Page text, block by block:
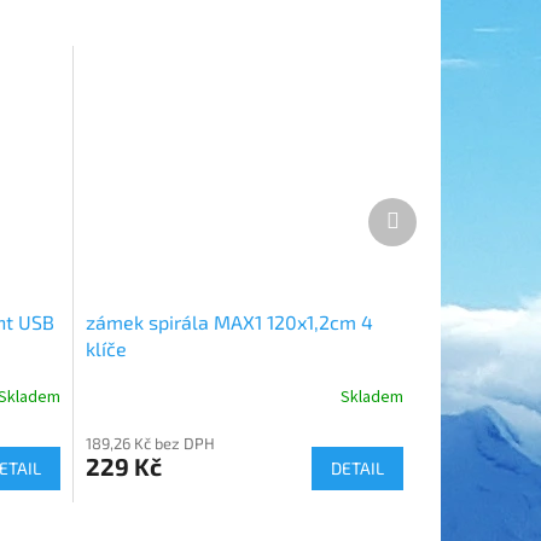
USB
zámek spirála MAX1 120x1,2cm 4
klíče
Skladem
189,26 Kč bez DPH
229 Kč DETAIL
Další
produkt